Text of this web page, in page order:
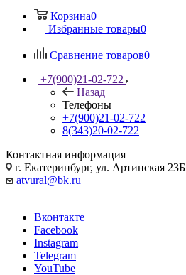
Корзина0
Избранные товары0
Сравнение товаров0
+7(900)21-02-722
Назад
Телефоны
+7(900)21-02-722
8(343)20-02-722
Контактная информация
г. Екатеринбург, ул. Артинская 23Б
atvural@bk.ru
Вконтакте
Facebook
Instagram
Telegram
YouTube